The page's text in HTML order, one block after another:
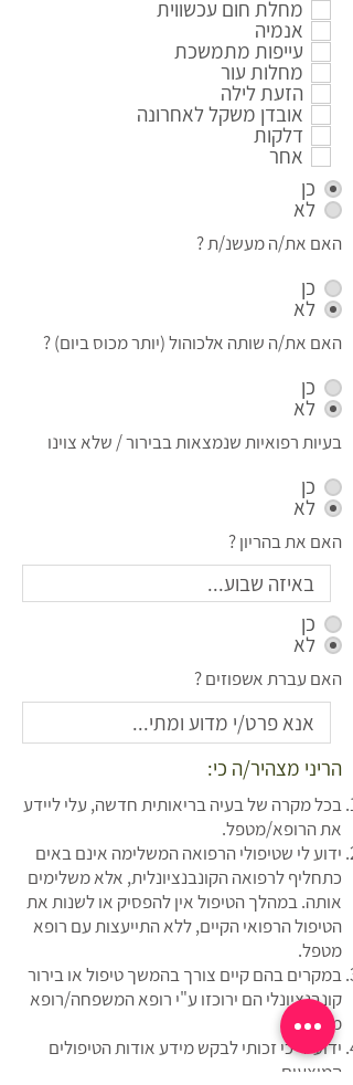
מחלת חום עכשווית
אנמיה
עייפות מתמשכת
מחלות עור
הזעת לילה
אובדן משקל לאחרונה
דלקות
אחר
כן
לא
האם את/ה מעשנ/ת ?
כן
לא
האם את/ה שותה אלכוהול (יותר מכוס ביום) ?
כן
לא
בעיות רפואיות שנמצאות בבירור / שלא צוינו
כן
לא
האם את בהריון ?
כן
לא
האם עברת אשפוזים ?
הריני מצהיר/ה כי:
בכל מקרה של בעיה בריאותית חדשה, עלי ליידע
את הרופא/מטפל.
ידוע לי שטיפולי הרפואה המשלימה אינם באים
כתחליף לרפואה הקונבנציונלית, אלא משלימים
אותה. במהלך הטיפול אין להפסיק או לשנות את
הטיפול הרפואי הקיים, ללא התייעצות עם רופא
מטפל.
במקרים בהם קיים צורך בהמשך טיפול או בירור
קונבנציונלי הם ירוכזו ע"י רופא המשפחה/רופא
מטפל.
ידוע לי כי זכותי לבקש מידע אודות הטיפולים
המוצעים.